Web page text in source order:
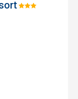
Hodnocení: